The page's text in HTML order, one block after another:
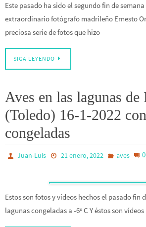
Este pasado ha sido el segundo fin de
extraordinario fotógrafo madrileño Ernesto
preciosa serie de fotos que hizo
SIGA LEYENDO
Aves en las lagunas de
(Toledo) 16-1-2022
congeladas
Juan-Luis 21 enero, 2022 aves 0
Estos son fotos y vídeos hechos el pasado fin
lagunas congeladas a -6º C Y éstos son vídeos